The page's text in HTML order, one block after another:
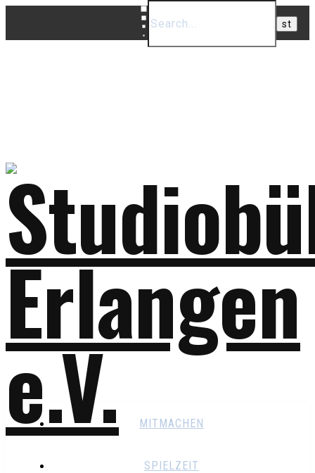
MITMACHEN
SPIELZEIT